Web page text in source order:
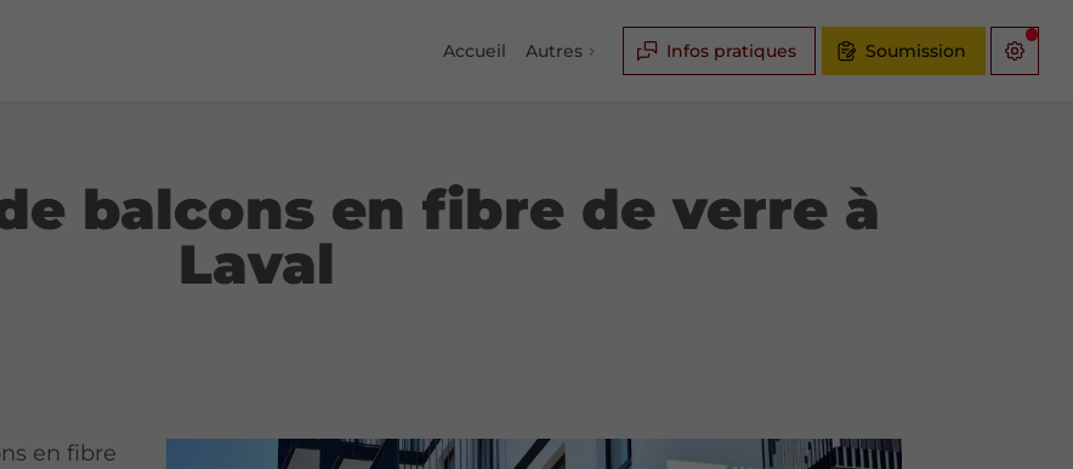
Accueil Autres Infos pratiques Soumission
balcons en fibre de verre à
Laval
en fibre